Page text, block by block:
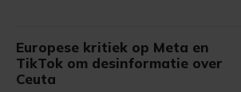
Europese kritiek op Meta en
TikTok om desinformatie over
Ceuta